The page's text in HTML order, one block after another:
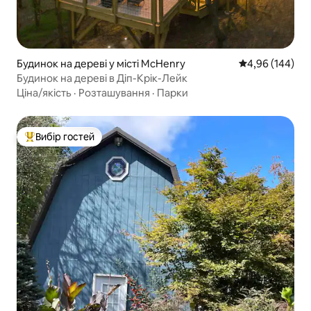
Будинок на дереві у місті McHenry Середня
4,96 (144)
Будинок на дереві в Діп-Крік-Лейк
Ціна/якість · Розташування · Парки
Топ вибір гостей
Вибір гостей